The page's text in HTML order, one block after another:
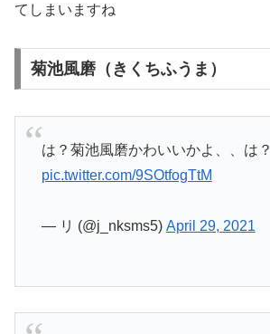
てしまいますね
菊池風磨（きくちふうま）
は？菊池風磨かわいいかよ、、は？
pic.twitter.com/9SOtfogTtM
— リ (@j_nksms5) April 29, 2021